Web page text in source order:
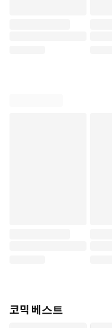
코믹 베스트